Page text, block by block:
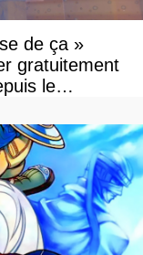
de ça »
gratuitement
le